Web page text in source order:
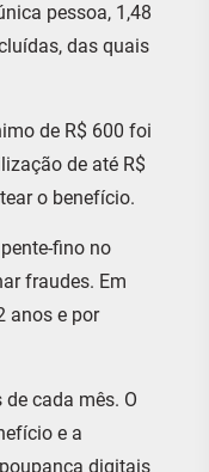
pessoa, 1,48
das quais
de R$ 600 foi
de até R$
o benefício.
fino no
fraudes. Em
anos e por
cada mês. O
e a
digitais